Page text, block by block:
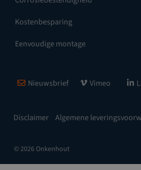
Kostenbesparing
Eenvoudige montage
Disclaimer Algemene
Nieuwsbrief Vimeo
© 2026 Onkenhout